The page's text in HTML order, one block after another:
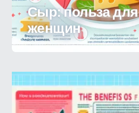
Сыр: польза для
женщин